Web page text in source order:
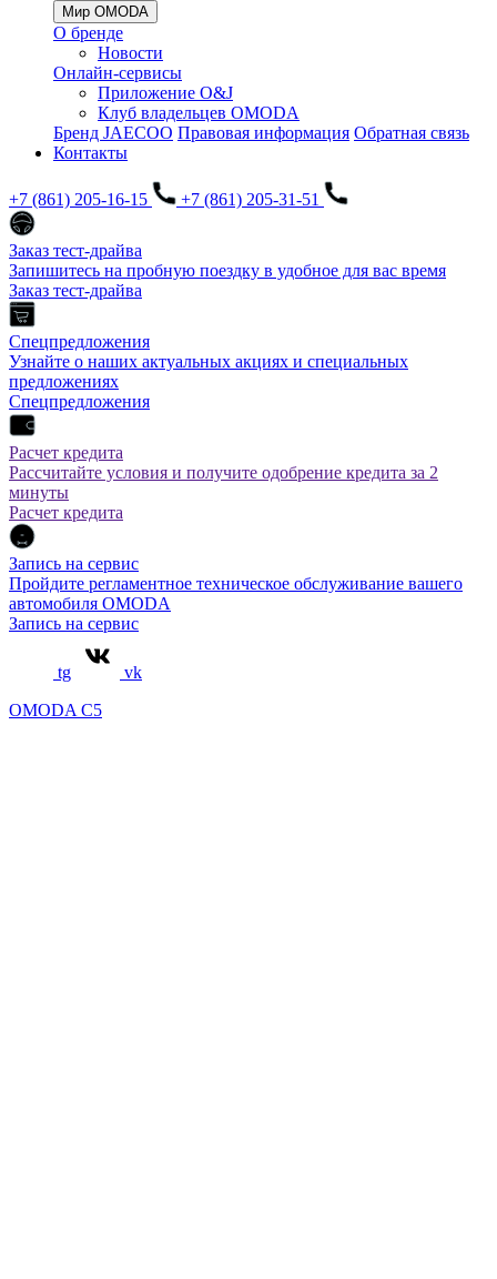
Мир OMODA
О бренде
Новости
Онлайн-сервисы
Приложение O&J
Клуб владельцев OMODA
Бренд JAECOO Правовая информация Обратная связь
Контакты
+7 (861) 205-16-15 +7 (861) 205-31-51
Заказ тест-драйва
Запишитесь на пробную поездку в удобное для вас время
Заказ тест-драйва
Спецпредложения
Узнайте о наших актуальных акциях и специальных
предложениях
Спецпредложения
Расчет кредита
Рассчитайте условия и получите одобрение кредита за 2
минуты
Расчет кредита
Запись на сервис
Пройдите регламентное техническое обслуживание вашего
автомобиля OMODA
Запись на сервис
tg
vk
OMODA C5